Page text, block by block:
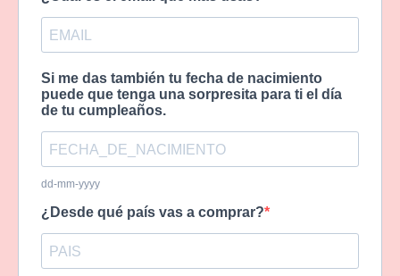
Si me das también tu fecha de nacimiento
puede que tenga una sorpresita para ti el día
de tu cumpleaños.
dd-mm-yyyy
¿Desde qué país vas a comprar?